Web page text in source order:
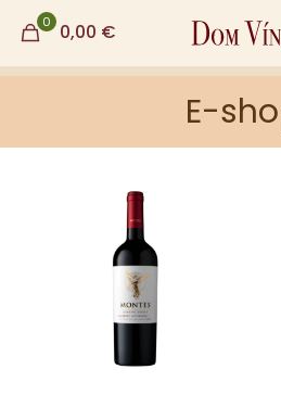
0 0,00 €
E-